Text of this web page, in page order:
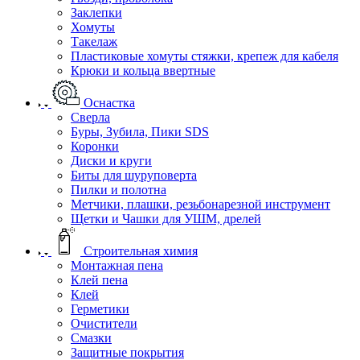
Заклепки
Хомуты
Такелаж
Пластиковые хомуты стяжки, крепеж для кабеля
Крюки и кольца ввертные
Оснастка
Сверла
Буры, Зубила, Пики SDS
Коронки
Диски и круги
Биты для шуруповерта
Пилки и полотна
Метчики, плашки, резьбонарезной инструмент
Щетки и Чашки для УШМ, дрелей
Строительная химия
Монтажная пена
Клей пена
Клей
Герметики
Очистители
Смазки
Защитные покрытия